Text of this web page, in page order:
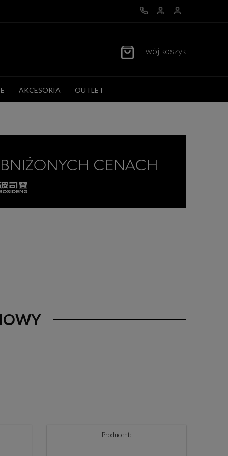
Twój koszyk
AKCESORIA OUTLET
Producent: